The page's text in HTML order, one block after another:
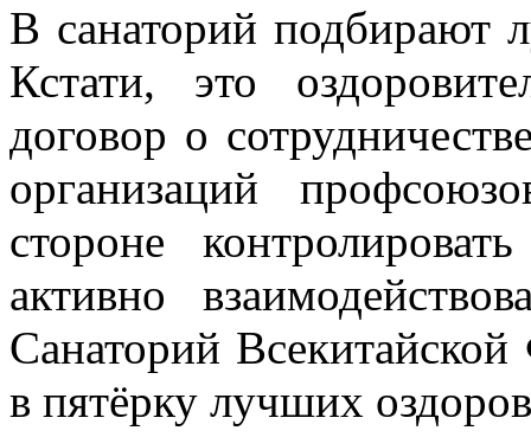
В санаторий подбирают
Кстати, это
договор о
организаций
стороне
активно
Санаторий
в пятёрку лучших